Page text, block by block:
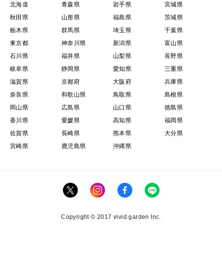
北海道 青森県 岩手県
宮城県
秋田県
山形県 福島県
茨城県
栃木県
群馬県 埼玉県
千葉県
東京都
神奈川県 新潟県
富山県
石川県
福井県 山梨県
長野県
岐阜県
静岡県 愛知県
三重県
滋賀県
京都府 大阪府
兵庫県
奈良県
和歌山県 鳥取県
島根県
岡山県
広島県 山口県
徳島県
香川県
愛媛県 高知県
福岡県
佐賀県
長崎県 熊本県
大分県
宮崎県
鹿児島県 沖縄県
Copyright © 2017 vivid garden Inc.